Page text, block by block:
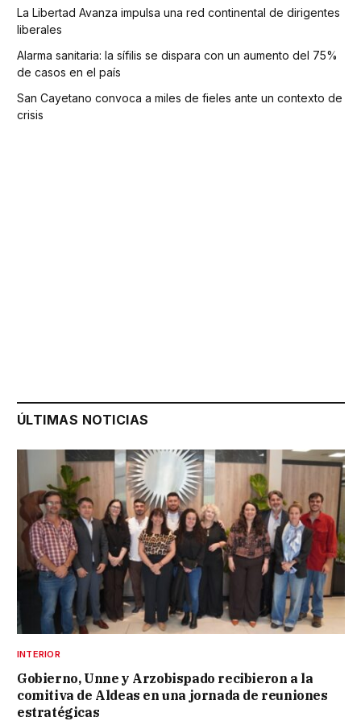
La Libertad Avanza impulsa una red continental de dirigentes
liberales
Alarma sanitaria: la sífilis se dispara con un aumento del 75%
de casos en el país
San Cayetano convoca a miles de fieles ante un contexto de
crisis
ÚLTIMAS NOTICIAS
INTERIOR
Gobierno, Unne y Arzobispado recibieron a la
comitiva de Aldeas en una jornada de reuniones
estratégicas